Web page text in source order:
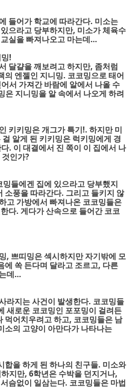
들어가 학교에 따라간다. 미소는
으라고 당부하지만, 미소가 체육수
실을 빠져나오고 마는데…
!
달걀을 깨보려고 하지만, 좀처럼
의 엔젤인 지니밍. 코코밍으로 태어
서 가져간 바람에 알에서 나올 수
은 지니밍을 알 속에서 나오게 하려
키키밍은 개그가 특기!. 하지만 미
알게 된 키키밍은 럭키밍에게 경
. 이 대결에서 진 쪽이 이 집에서 나
인가?
들에겐 집에 있으라고 당부했지
소풍을 따라간다. 그리고 들키지 않
고 가방에서 빠져나온 코코밍들은
다. 게다가 산속으로 들어간 코코
, 쁘띠밍은 섹시하지만 자기밖에 모
에 쏙 든다며 달라고 조르고, 다른
데…
라지는 사건이 발생한다. 코코밍들
새로운 코코밍인 포포밍이 걸려든
먹어치우려고 하고, 코코밍들은 남
소의 고양이 아만다가 나타나는
합을 하게 된 하나의 친구들. 미소와
지만, 6학년은 수박을 던지거나,
슴없이 일삼는다. 코코밍들은 마법